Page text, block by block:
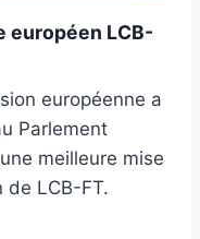
européen LCB-
européenne a
Parlement
meilleure mise
LCB-FT.